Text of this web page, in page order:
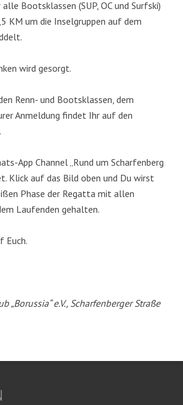
Bootsklassen (SUP, OC und Surfski)
KM um die Inselgruppen auf dem
wird gesorgt.
Renn- und Bootsklassen, dem
Anmeldung findet Ihr auf den
App Channel „Rund um Scharfenberg
Klick auf das Bild oben und Du wirst
Phase der Regatta mit allen
Laufenden gehalten.
Euch.
„Borussia“ e.V., Scharfenberger Straße